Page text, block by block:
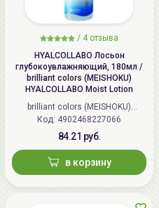
/ 4 отзыва
HYALCOLLABO Лосьон
глубокоувлажняющий, 180мл /
brilliant colors (MEISHOKU)
HYALCOLLABO Moist Lotion
brilliant colors (MEISHOKU)
(Япония)
Код: 4902468227066
84.21 руб.
в корзину